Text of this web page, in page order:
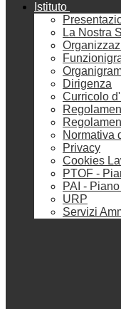
Istituto
La Nostra
Dirigenza
Curricolo
Normativa
Privacy
Cookies
PTOF -
PAI -
URP
Servizi